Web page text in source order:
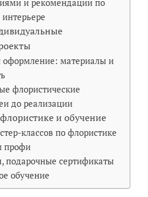
оформление: материалы и
флористические
до реализации
и обучение
классов по флористике
профи
подарочные сертификаты
обучение